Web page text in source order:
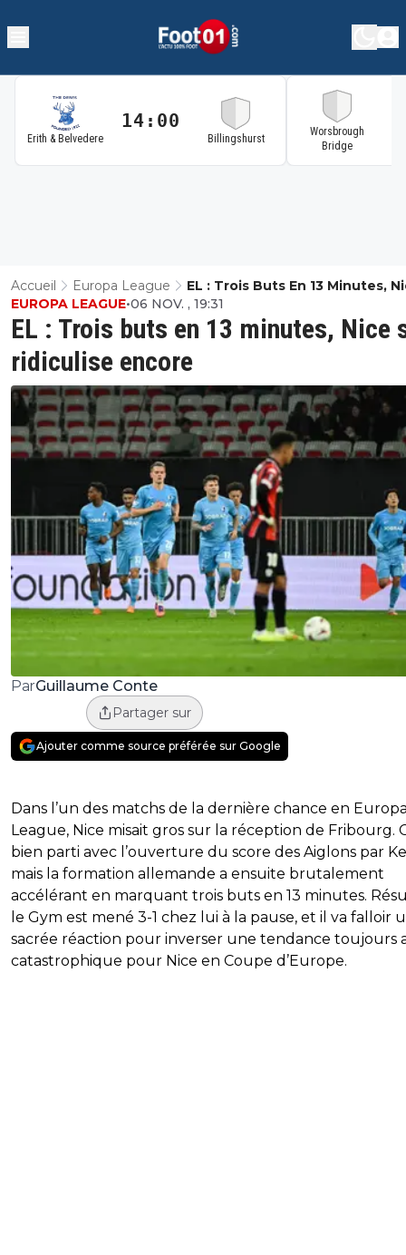
Erith & Belvedere
14:00
Billingshurst
Worsbrough
Bridge
Accueil Europa League
EL : Trois Buts En 13 Minutes,
Ridiculise Encore
EL : Trois buts en 13 minutes, Nice
ridiculise encore
EUROPA LEAGUE•06 NOV. , 19:31
ParGuillaume Conte
Partager sur
Ajouter comme source préférée sur Google
Dans l’un des matchs de la dernière chance en
League, Nice misait gros sur la réception de Fribourg.
bien parti avec l’ouverture du score des Aiglons par
mais la formation allemande a ensuite brutalement
accélérant en marquant trois buts en 13 minutes.
le Gym est mené 3-1 chez lui à la pause, et il va falloir
sacrée réaction pour inverser une tendance toujours
catastrophique pour Nice en Coupe d’Europe.